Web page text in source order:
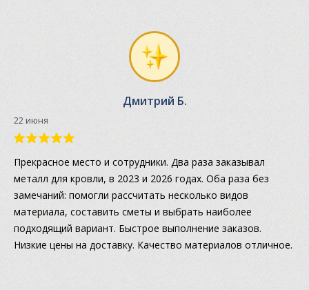
Дмитрий Б.
22 июня
Прекрасное место и сотрудники. Два раза заказывал
металл для кровли, в 2023 и 2026 годах. Оба раза без
замечаний: помогли рассчитать несколько видов
материала, составить сметы и выбрать наиболее
подходящий вариант. Быстрое выполнение заказов.
Низкие цены на доставку. Качество материалов отличное.